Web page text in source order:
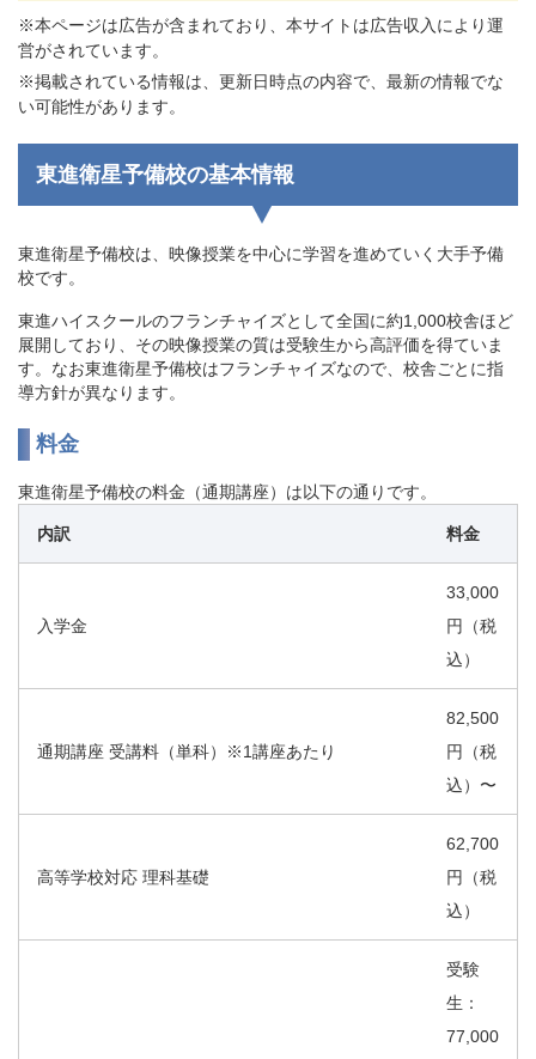
※本ページは広告が含まれており、本サイトは広告収入により運
営がされています。
※掲載されている情報は、更新日時点の内容で、最新の情報でな
い可能性があります。
東進衛星予備校の基本情報
東進衛星予備校は、映像授業を中心に学習を進めていく大手予備
校です。
東進ハイスクールのフランチャイズとして全国に約1,000校舎ほど
展開しており、その映像授業の質は受験生から高評価を得ていま
す。なお東進衛星予備校はフランチャイズなので、校舎ごとに指
導方針が異なります。
料金
東進衛星予備校の料金（通期講座）は以下の通りです。
内訳 料金
入学金
33,000
円（税
込）
通期講座 受講料（単科）※1講座あたり
82,500
円（税
込）〜
高等学校対応 理科基礎
62,700
円（税
込）
受験
生：
77,000